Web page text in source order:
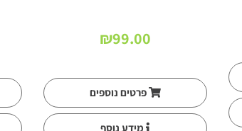
₪99.00
פרטים נוספים
מידע נוסף